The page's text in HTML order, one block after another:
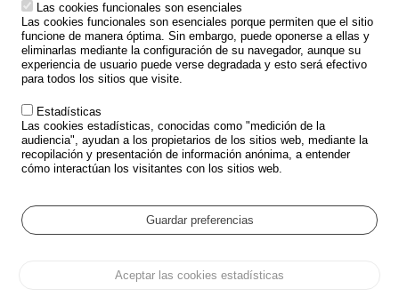
TRATAMIENTO DE DATOS PERSONALES PROCEDENTES DE
ACCIDENTES DE TRÁFICO
ESTUDIOS
CONVOCATORIA DE PROYECTOS DE ESTUDIOS
POLÍTICA DE SEGURIDAD VIAL
Outils
EVENTOS
GLOSARIO
Cookie settings
Protección de datos y CookiesAdministrar las cookies
Las cookies funcionales son esenciales
Las cookies funcionales son esenciales porque permiten que el sitio
funcione de manera óptima. Sin embargo, puede oponerse a ellas y
eliminarlas mediante la configuración de su navegador, aunque su
experiencia de usuario puede verse degradada y esto será efectivo
para todos los sitios que visite.
Estadísticas
Las cookies estadísticas, conocidas como "medición de la
audiencia", ayudan a los propietarios de los sitios web, mediante la
recopilación y presentación de información anónima, a entender
cómo interactúan los visitantes con los sitios web.
Guardar preferencias
Aceptar las cookies estadísticas